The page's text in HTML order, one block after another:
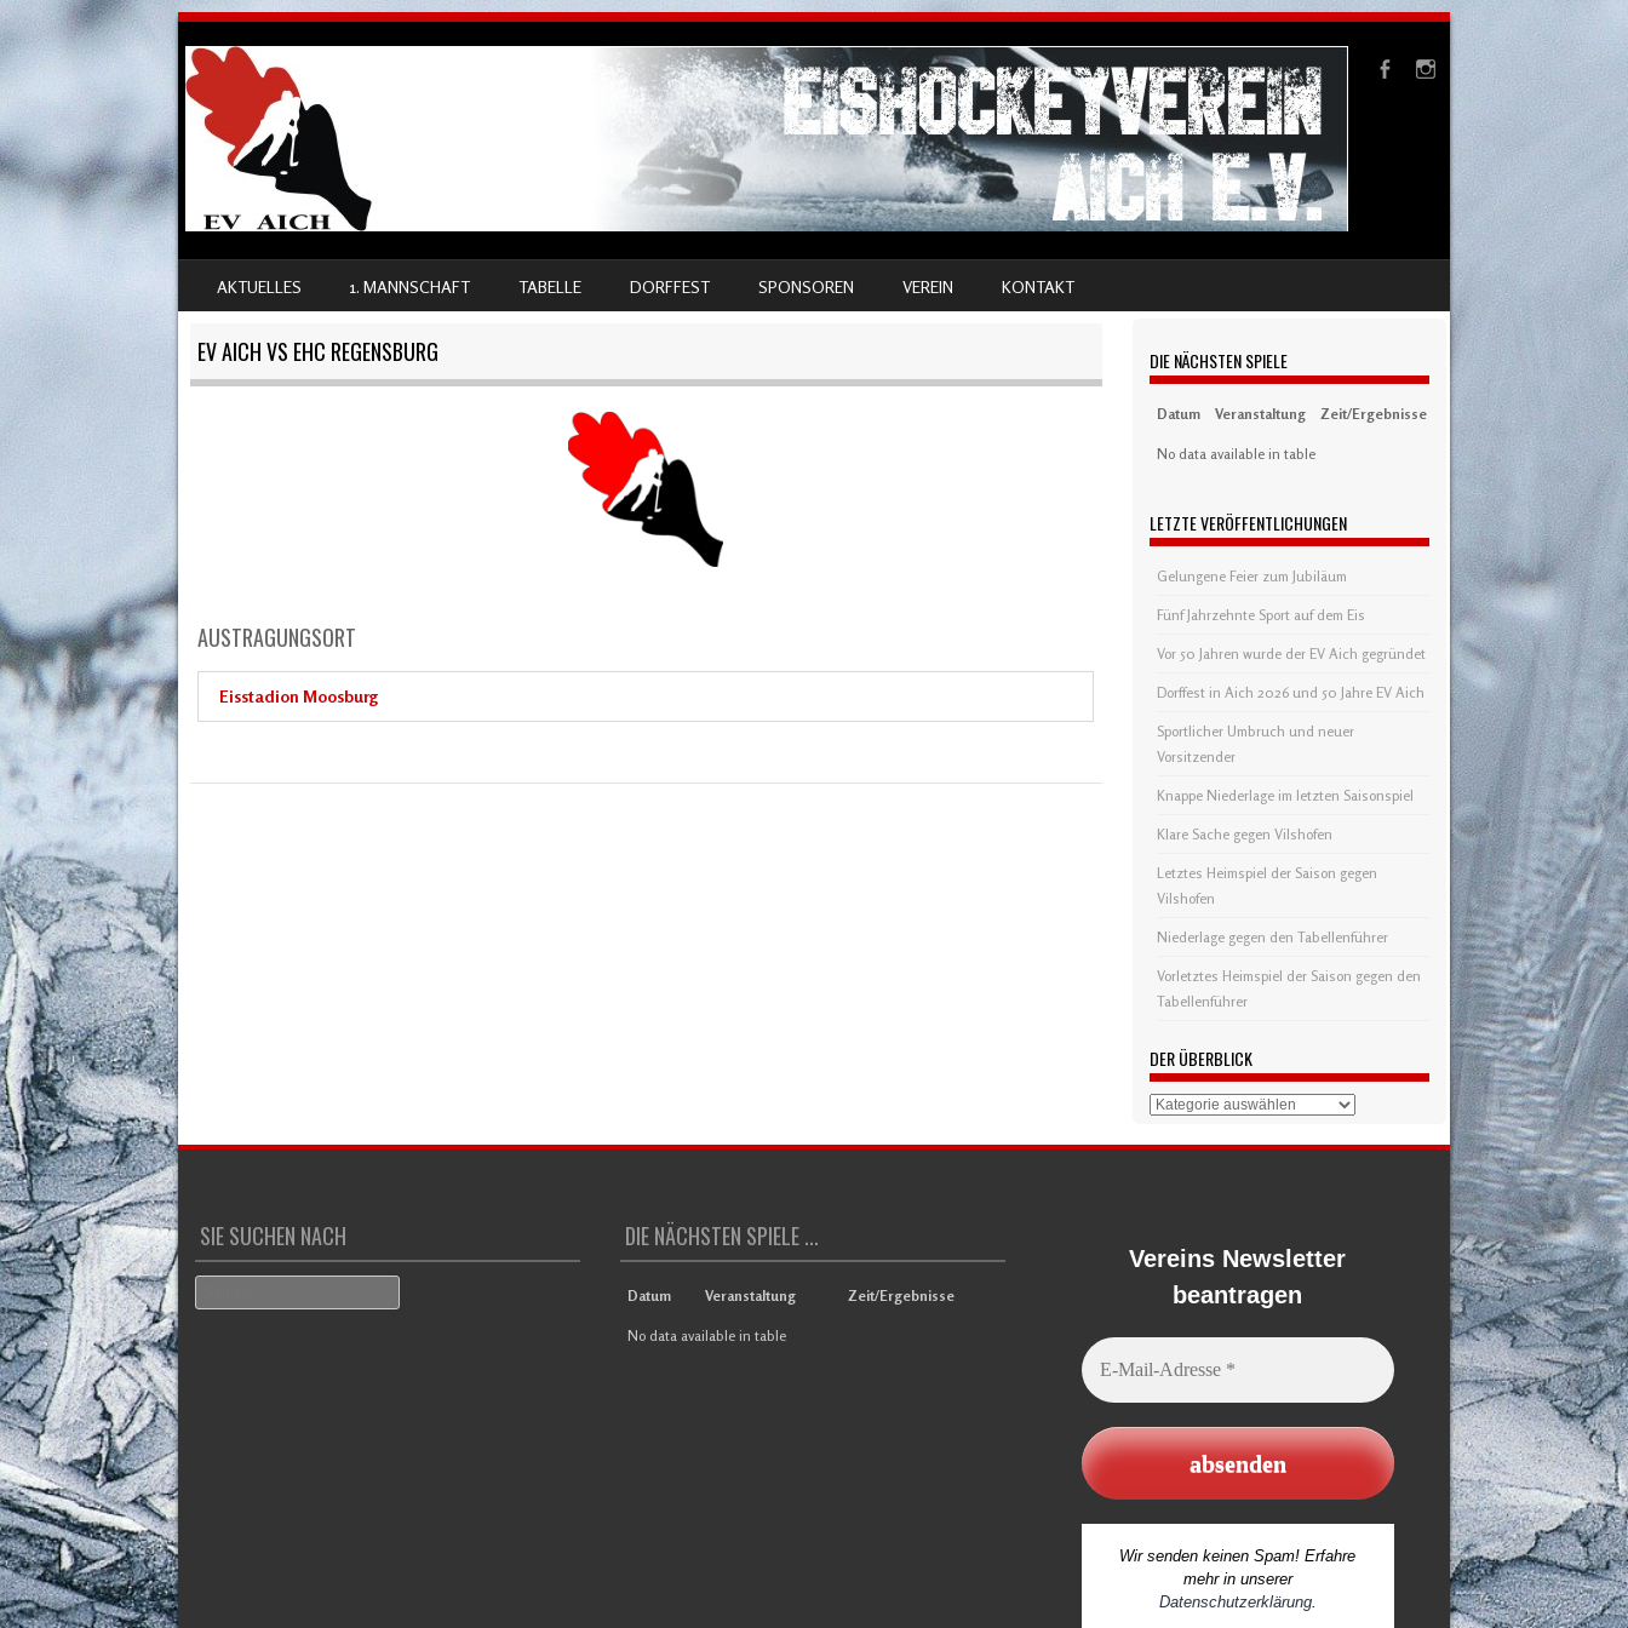
MENU
AKTUELLES 1. MANNSCHAFT TABELLE DORFFEST SPONSOREN VEREIN KONTAKT
EV AICH VS EHC REGENSBURG
AUSTRAGUNGSORT
Eisstadion Moosburg
DIE NÄCHSTEN SPIELE
Datum Veranstaltung Zeit/Ergebnisse Austragungsort Artikel
No data available in table
LETZTE VERÖFFENTLICHUNGEN
Gelungene Feier zum Jubiläum
Fünf Jahrzehnte Sport auf dem Eis
Vor 50 Jahren wurde der EV Aich gegründet
Dorffest in Aich 2026 und 50 Jahre EV Aich
Sportlicher Umbruch und neuer
Vorsitzender
Knappe Niederlage im letzten Saisonspiel
Klare Sache gegen Vilshofen
Letztes Heimspiel der Saison gegen
Vilshofen
Niederlage gegen den Tabellenführer
Vorletztes Heimspiel der Saison gegen den
Tabellenführer
DER ÜBERBLICK
Der
SIE SUCHEN NACH DIE NÄCHSTEN SPIELE ...
Datum Veranstaltung Zeit/Ergebnisse
No data available in table
Vereins Newsletter
beantragen
Wir senden keinen Spam! Erfahre
mehr in unserer
Datenschutzerklärung.